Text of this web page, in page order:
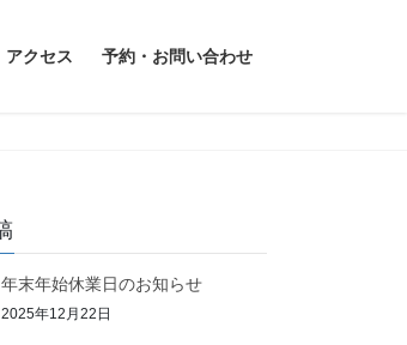
アクセス 予約・お問い合わせ
年末年始休業日のお知らせ
2025年12月22日